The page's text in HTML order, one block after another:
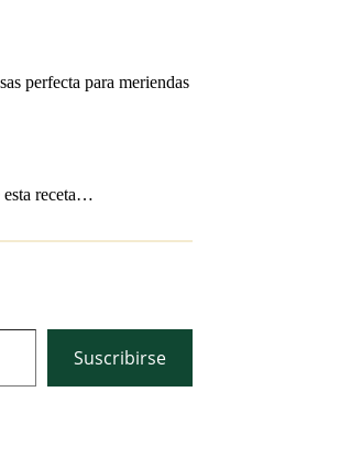
perfecta para meriendas
esta receta…
Suscribirse